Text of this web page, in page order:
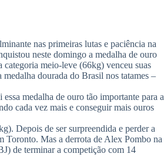
nas primeiras lutas e paciência na
neste domingo a medalha de ouro
meio-leve (66kg) venceu suas
dourada do Brasil nos tatames –
medalha de ouro tão importante para a
cada vez mais e conseguir mais ouros
Depois de ser surpreendida e perder a
Toronto. Mas a derrota de Alex Pombo na
de terminar a competição com 14